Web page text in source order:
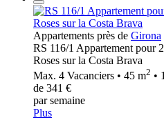
Appartements près de Girona
RS 116/1 Appartement pour
Roses sur la Costa Brava
Max. 4 Vacanciers • 45 m2 •
de 341 €
par semaine
Plus